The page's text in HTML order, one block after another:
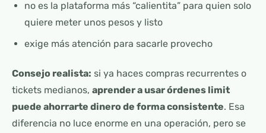
no es la plataforma más “calientita” para quien solo
quiere meter unos pesos y listo
exige más atención para sacarle provecho
Consejo realista: si ya haces compras recurrentes o
tickets medianos, aprender a usar órdenes limit
puede ahorrarte dinero de forma consistente. Esa
diferencia no luce enorme en una operación, pero se